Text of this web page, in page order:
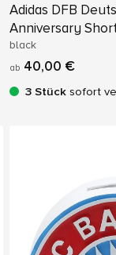
Adidas DFB
Anniversary
black
ab 40,00 €
3 Stück sofort